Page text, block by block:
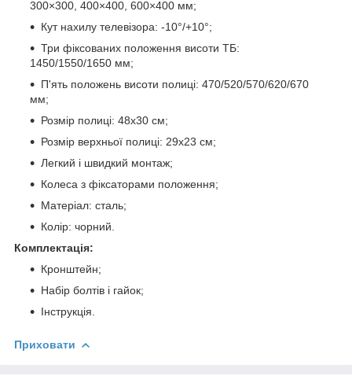
300×300, 400×400, 600×400 мм;
Кут нахилу телевізора: -10°/+10°;
Три фіксованих положення висоти ТБ:
1450/1550/1650 мм;
П'ять положень висоти полиці: 470/520/570/620/670
мм;
Розмір полиці: 48х30 см;
Розмір верхньої полиці: 29х23 см;
Легкий і швидкий монтаж;
Колеса з фіксаторами положення;
Матеріал: сталь;
Колір: чорний.
Комплектація:
Кронштейн;
Набір болтів і гайок;
Інструкція.
Приховати